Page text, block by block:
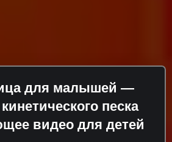
для малышей —
песка
видео для детей